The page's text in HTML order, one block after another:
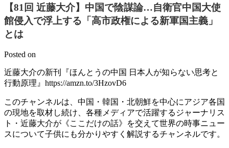
【81回 近藤大介】中国で陰謀論…自衛官中国大使
館侵入で浮上する「高市政権による新軍国主義」
とは
Posted on
近藤大介の新刊『ほんとうの中国 日本人が知らない思考と
行動原理』https://amzn.to/3HzovD6
このチャンネルは、中国・韓国・北朝鮮を中心にアジア各国
の現地を取材し続け、各種メディアで活躍するジャーナリス
ト・近藤大介が《ここだけの話》を交えて世界の時事ニュー
スについて子供にも分かりやすく解説するチャンネルです。